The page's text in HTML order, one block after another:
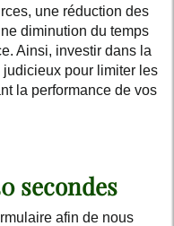
une réduction des
diminution du temps
Ainsi, investir dans la
pour limiter les
la performance de vos
secondes
afin de nous